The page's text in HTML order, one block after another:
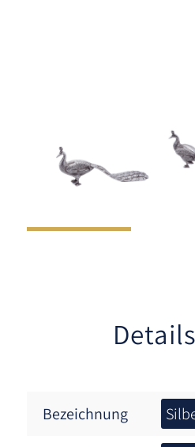
Bezeichnung